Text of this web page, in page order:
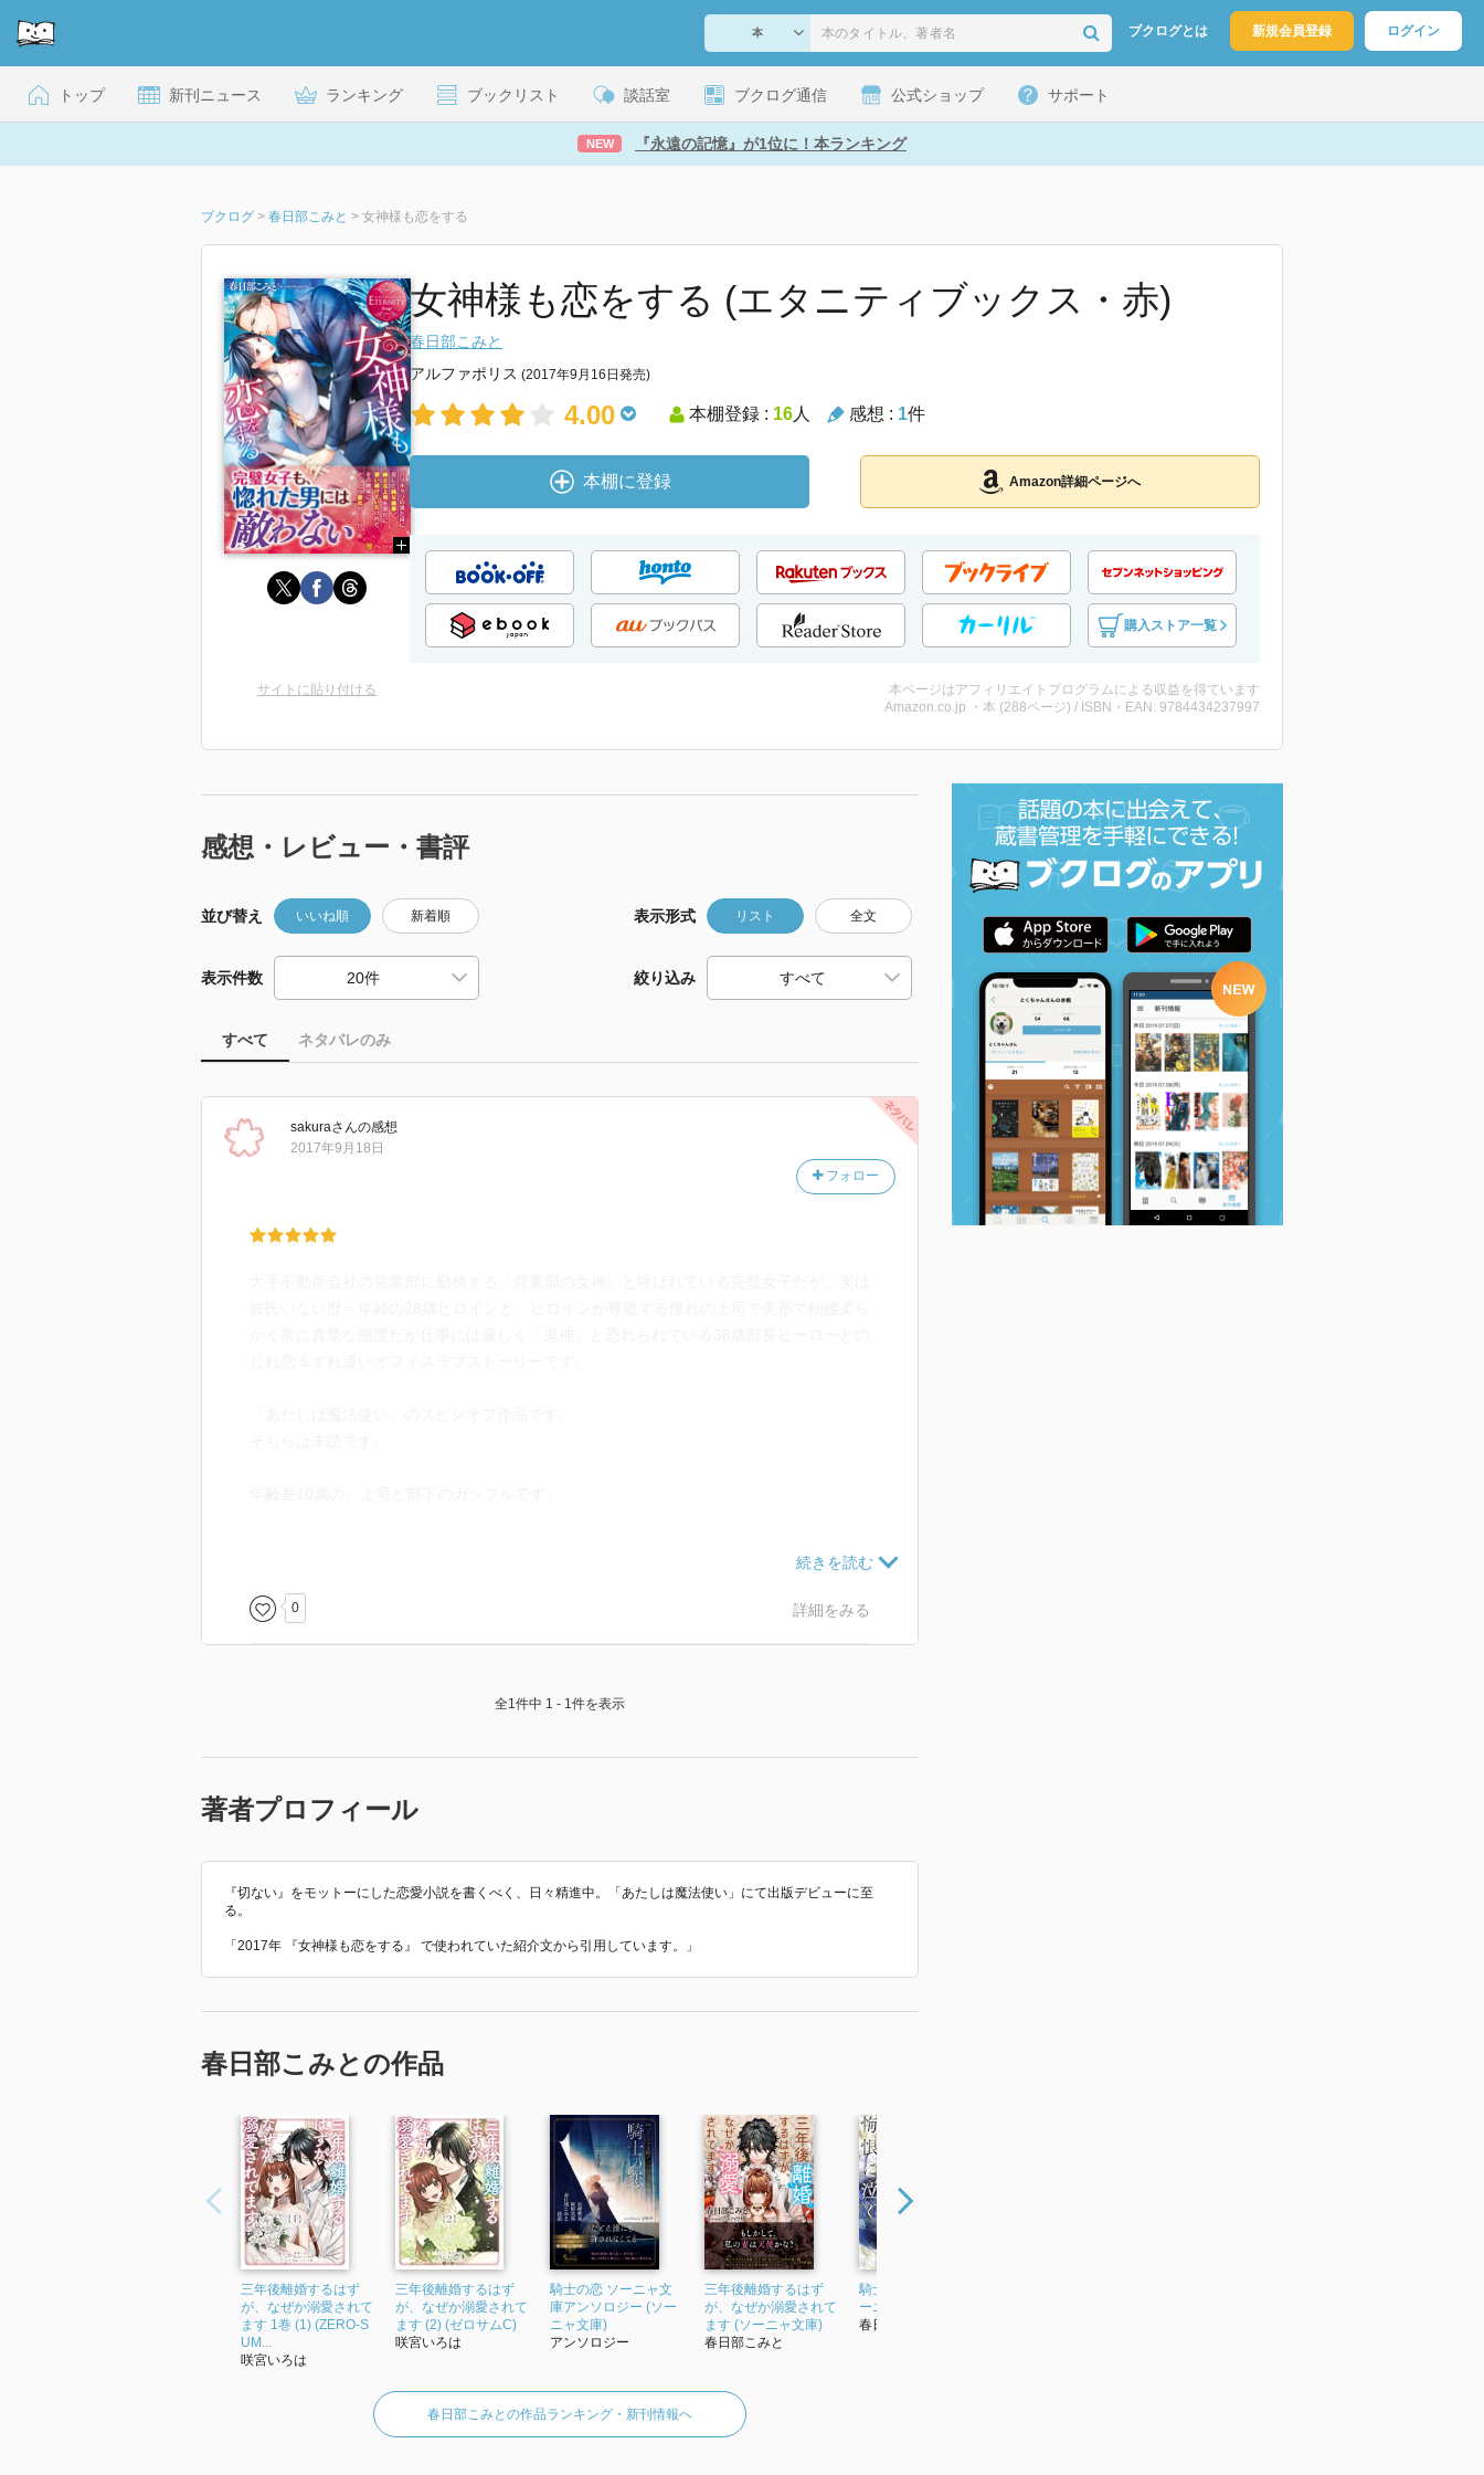
ブクログとは 新規会員登録 ログイン
トップ 新刊ニュース ランキング ブックリスト 談話室 ブクログ通信 公式ショップ サポート
NEW 『永遠の記憶』が1位に！本ランキング
ブクログ > 春日部こみと > 女神様も恋をする
女神様も恋をする (エタニティブックス・赤)
春日部こみと
アルファポリス (2017年9月16日発売)
4.00 本棚登録 : 16人 感想 : 1件
本棚に登録 Amazon詳細ページへ
購入ストア一覧
サイトに貼り付ける
本ページはアフィリエイトプログラムによる収益を得ています
Amazon.co.jp ・本 (288ページ) / ISBN・EAN: 9784434237997
感想・レビュー・書評
並び替え いいね順 新着順 表示形式 リスト 全文
表示件数 絞り込み
すべて ネタバレのみ
sakuraさんの感想
フォロー
2017年9月18日
ただ、本人は努力してそうあろうとしているので、素の自分に自信がなく自己評価が極端
に低く謙虚です。
令嬢かと予想したのですが、ヒロイン父は大学の教授だったのが少し意外でした。
途中からヒロインとヒーローは両片想いだと分かりますが、ヒロインが泥酔した夜に折角
い、翌朝何も覚えてなかったという残念な結果に終わります。
…いや、でも、そこはヒーローも意地（？）を張らずに、さっさとヒロインに告白してい
ヒロインは遅い初恋という事もあって恋に臆病で鈍感だったと思うので、ヒーローが強引
スパダリのヒーローですが、38歳迄独身だったのは奇跡だったと思います。
て来なかったので、ストレスフリーで読めました。
初H時はちゃんと避妊してくれたヒーローが大人で素敵でした。
表紙のヒロインの泣きボクロですが、ヒロインの容姿についての説明時に特にそんな記述
はなかったと思うので、気になりました。
前作でそのような記述があったのでしょうか。
番外編ではヒーロー視点の、ヒロインとの新婚生活が読めます。
本編ではスパダリなヒーローでしたが、ヒロインが可愛くて仕方ない溺愛ぶりというか結
構な変態ぶりが楽しめます（笑）。
0 詳細をみる
全1件中 1 - 1件を表示
著者プロフィール
『切ない』をモットーにした恋愛小説を書くべく、日々精進中。「あたしは魔法使い」にて出版デビューに至
る。
「2017年 『女神様も恋をする』 で使われていた紹介文から引用しています。」
春日部こみとの作品
三年後離婚するはず
が、なぜか溺愛されて
ます 1巻 (1) (ZERO-S
UM...
咲宮いろは
三年後離婚するはず
が、なぜか溺愛されて
ます (2) (ゼロサムC)
咲宮いろは
騎士の恋 ソーニャ文
庫アンソロジー (ソー
ニャ文庫)
アンソロジー
三年後離婚するはず
が、なぜか溺愛されて
ます (ソーニャ文庫)
春日部こみと
騎士は悔恨に泣く (ソ
ーニャ文庫)
春日部こみと
春日部こみとの作品ランキング・新刊情報へ